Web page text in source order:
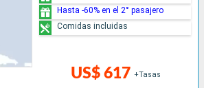
US$ 617 +Tasas
Hasta -60% en el 2° pasajero
Comidas incluidas